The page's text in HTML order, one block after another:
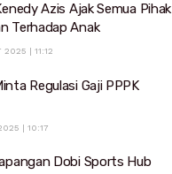
Azis Ajak Semua Pihak
Terhadap Anak
2025 | 11:12
Regulasi Gaji PPPK
| 10:17
Dobi Sports Hub